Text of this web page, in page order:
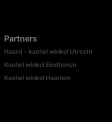
Partners
Haard - kachel winkel Utrecht
Kachel winkel Eindhoven
Kachel winkel Haarlem